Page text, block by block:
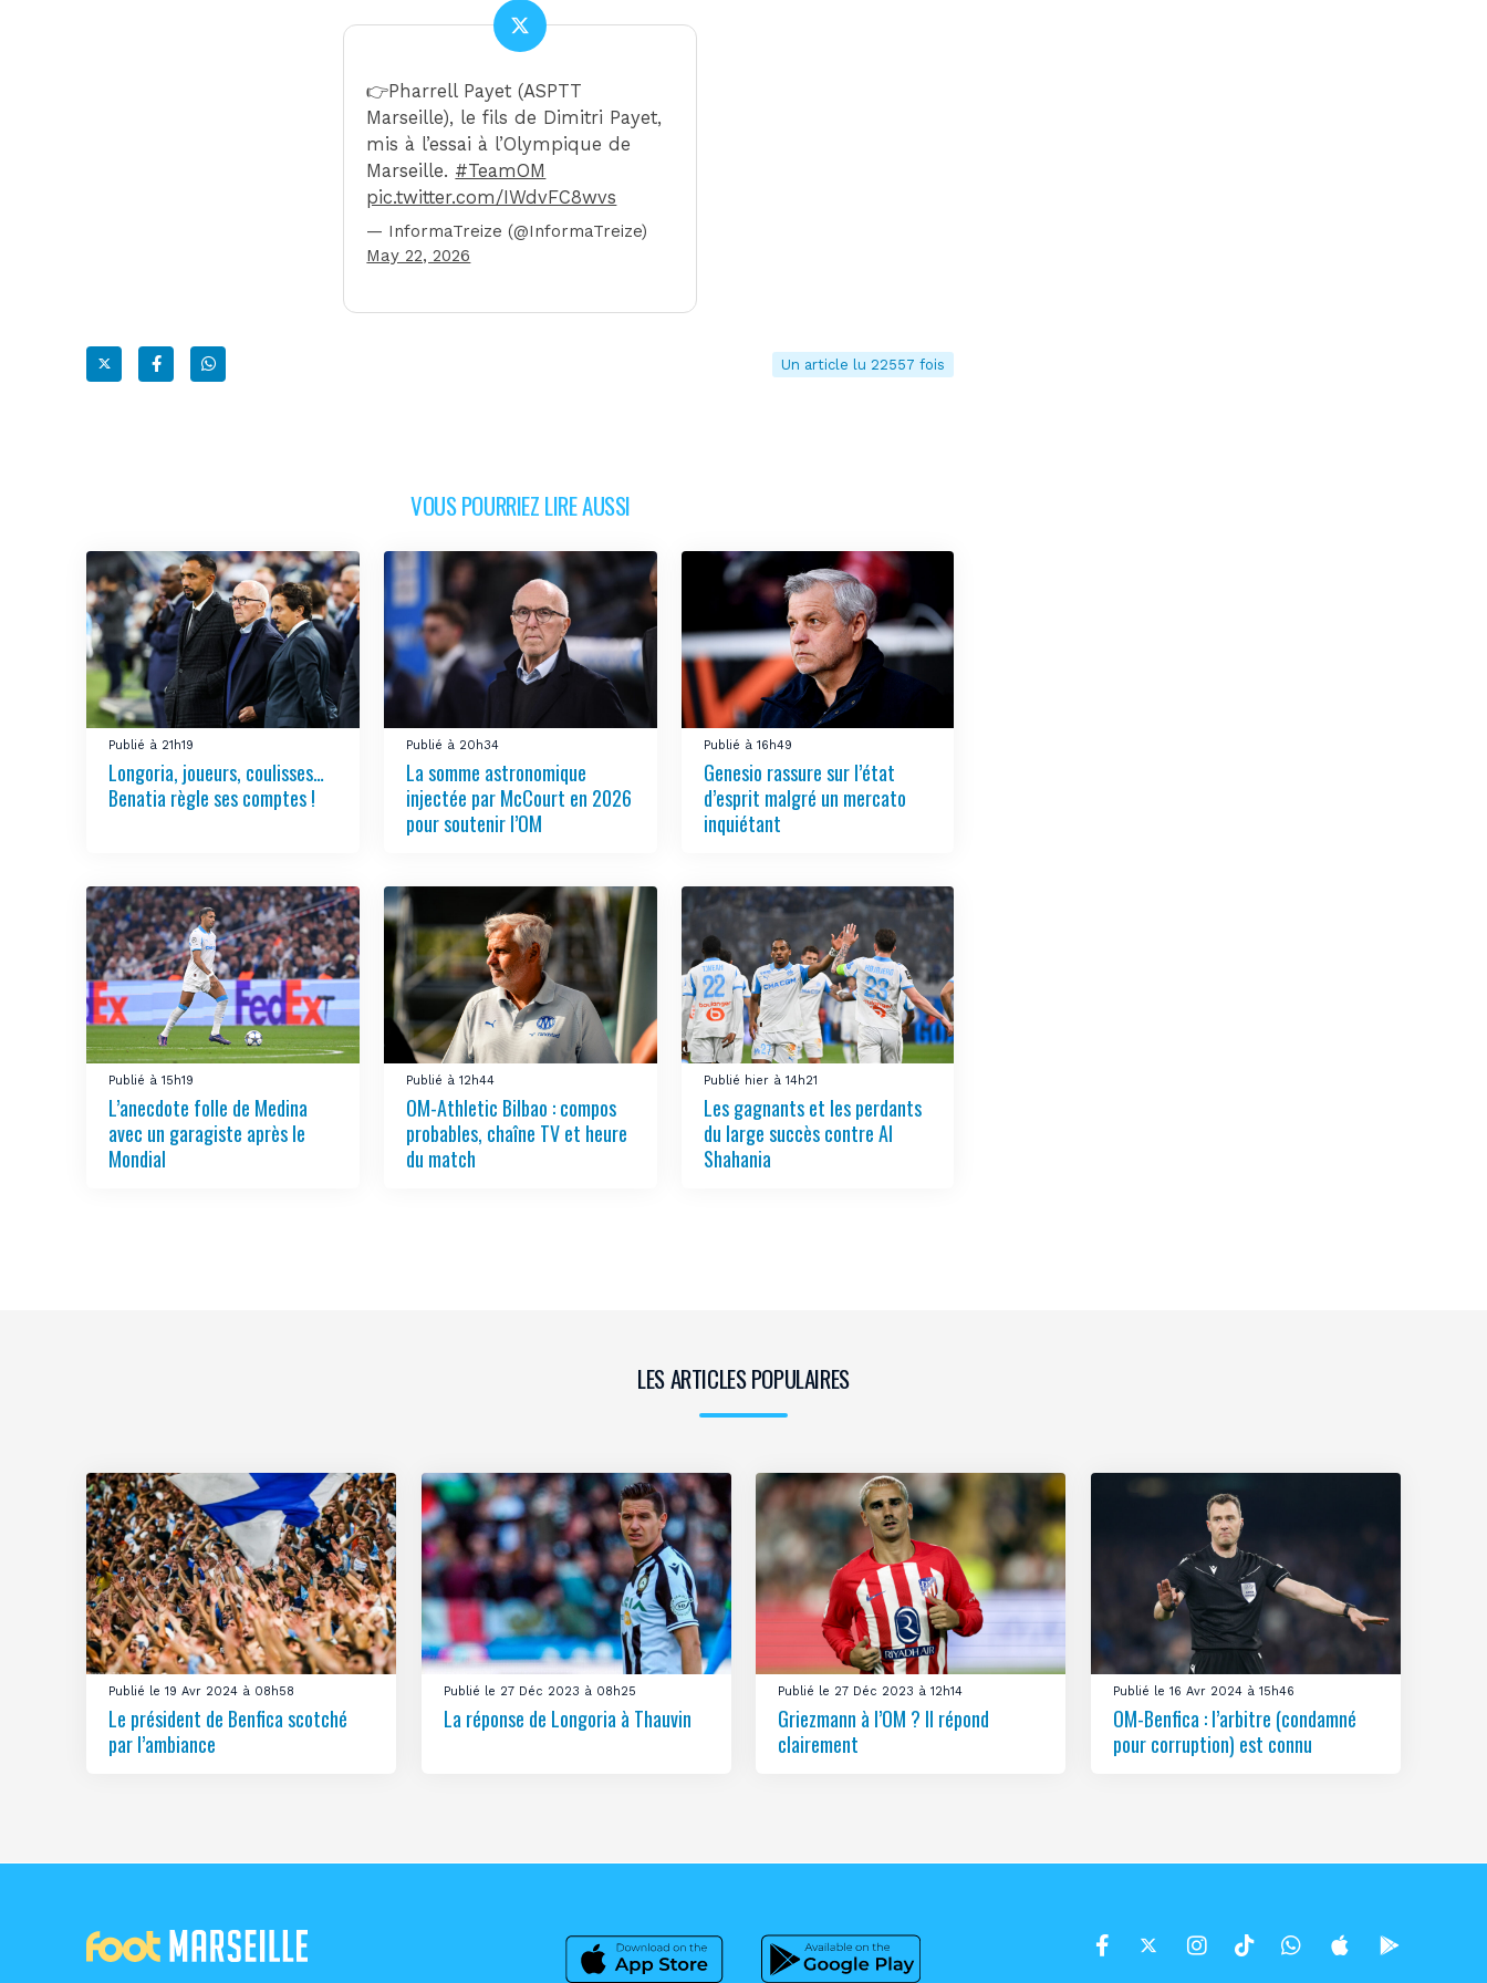
👉Pharrell Payet (ASPTT
Marseille), le fils de Dimitri Payet,
mis à l’essai à l’Olympique de
Marseille. #TeamOM
pic.twitter.com/IWdvFC8wvs
— InformaTreize (@InformaTreize)
May 22, 2026
Un article lu 22557 fois
VOUS POURRIEZ LIRE AUSSI
Publié à 21h19
Longoria, joueurs, coulisses…
Benatia règle ses comptes !
Publié à 20h34
La somme astronomique
injectée par McCourt en 2026
pour soutenir l’OM
Publié à 16h49
Genesio rassure sur l’état
d’esprit malgré un mercato
inquiétant
Publié à 15h19
L’anecdote folle de Medina
avec un garagiste après le
Mondial
Publié à 12h44
OM-Athletic Bilbao : compos
probables, chaîne TV et heure
du match
Publié hier à 14h21
Les gagnants et les perdants
du large succès contre Al
Shahania
LES ARTICLES POPULAIRES
Publié le 19 Avr 2024 à 08h58
Le président de Benfica scotché
par l’ambiance
Publié le 27 Déc 2023 à 08h25
La réponse de Longoria à Thauvin
Publié le 27 Déc 2023 à 12h14
Griezmann à l’OM ? Il répond
clairement
Publié le 16 Avr 2024 à 15h46
OM-Benfica : l’arbitre (condamné
pour corruption) est connu